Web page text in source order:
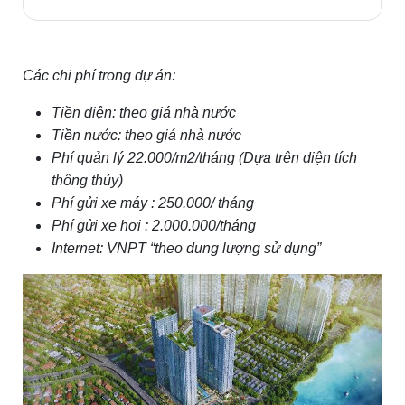
Các chi phí trong dự án:
Tiền điện: theo giá nhà nước
Tiền nước: theo giá nhà nước
Phí quản lý 22.000/m2/tháng (Dựa trên diện tích
thông thủy)
Phí gửi xe máy : 250.000/ tháng
Phí gửi xe hơi : 2.000.000/tháng
Internet: VNPT “theo dung lượng sử dụng”